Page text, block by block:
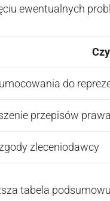
ewentualnych
do
przepisów prawa
zleceniodawcy
tabela